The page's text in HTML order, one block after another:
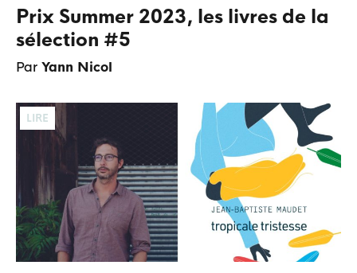
Prix Summer 2023, les livres de la
sélection #5
Par Yann Nicol
LIRE